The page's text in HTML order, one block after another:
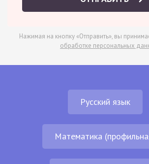
Нажимая на кнопку «Отправить», вы
обработке персональных
Русский язык
Математика